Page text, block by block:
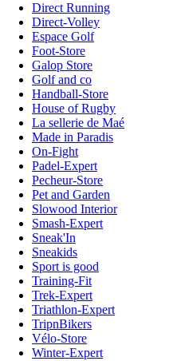
Direct Running
Direct-Volley
Espace Golf
Foot-Store
Galop Store
Golf and co
Handball-Store
House of Rugby
La sellerie de Maé
Made in Paradis
On-Fight
Padel-Expert
Pecheur-Store
Pet and Garden
Slowood Interior
Smash-Expert
Sneak'In
Sneakids
Sport is good
Training-Fit
Trek-Expert
Triathlon-Expert
TripnBikers
Vélo-Store
Winter-Expert